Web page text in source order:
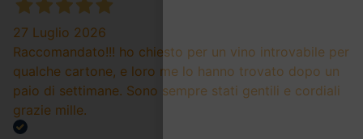
27 Luglio 2026
Raccomandato!!! ho chiesto per un vino introvabile per
qualche cartone, e loro me lo hanno trovato dopo un
paio di settimane. Sono sempre stati gentili e cordiali
grazie mille.